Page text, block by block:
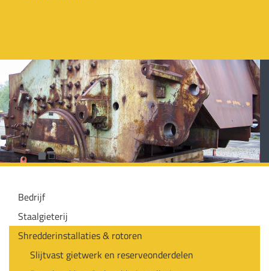
Bedrijf
Staalgieterij
Shredderinstallaties & rotoren
Slijtvast gietwerk en reserveonderdelen